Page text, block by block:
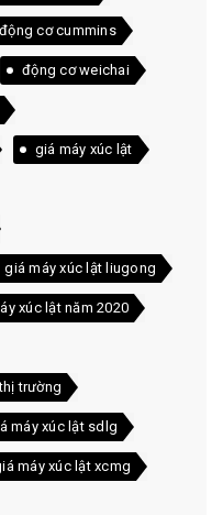
động cơ cummins
động cơ weichai
giá máy xúc lật
giá máy xúc lật liugong
xúc lật năm 2020
trường
máy xúc lật sdlg
máy xúc lật xcmg